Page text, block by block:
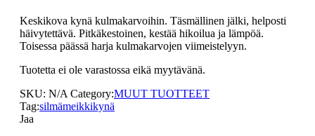
Keskikova kynä kulmakarvoihin. Täsmällinen jälki, helposti
häivytettävä. Pitkäkestoinen, kestää hikoilua ja lämpöä.
Toisessa päässä harja kulmakarvojen viimeistelyyn.
Tuotetta ei ole varastossa eikä myytävänä.
SKU: N/A Category:MUUT TUOTTEET
Tag:silmämeikkikynä
Jaa